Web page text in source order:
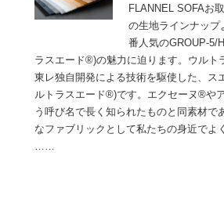
FLANNEL SOFAお
の生地ラインナップ
番人気のGROUP-5/
ラスエード®)の魅力に迫ります。ウルト
東レ独自開発による技術を駆使した、ス
ルトラスエード®)です。エクセーヌ®や
う呼び名で長く知られたものと同素材で
なファブリックとして私たちの身近でよ
……